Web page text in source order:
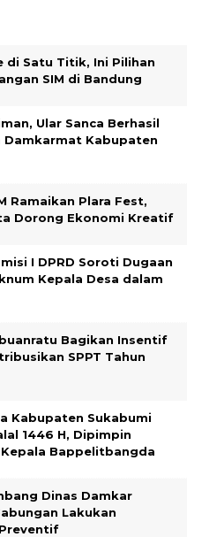
di Satu Titik, Ini Pilihan
SIM di Bandung
Ular Sanca Berhasil
Damkarmat Kabupaten
Ramaikan Plara Fest,
Dorong Ekonomi Kreatif
I DPRD Soroti Dugaan
Kepala Desa dalam
Bagikan Insentif
SPPT Tahun
Kabupaten Sukabumi
1446 H, Dipimpin
Bappelitbangda
Dinas Damkar
Lakukan